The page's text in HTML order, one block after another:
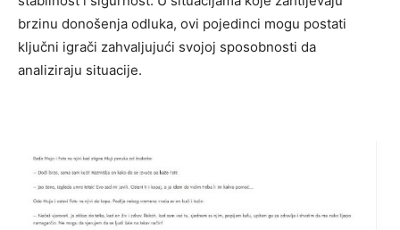
brzinu donošenja odluka, ovi pojedinci mogu postati
ključni igrači zahvaljujući svojoj sposobnosti da
analiziraju situacije.